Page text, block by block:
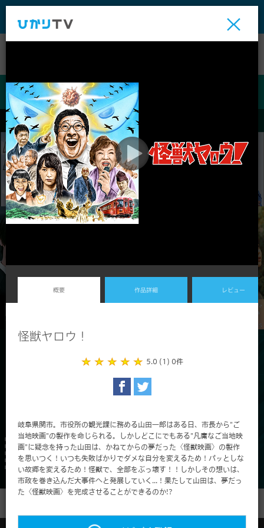
ビデオ
概要 作品詳細 レビュー
怪獣ヤロウ！
5.0 (1) 0件
岐阜県関市。市役所の観光課に務める山田一郎はある日、市長から"ご
当地映画"の製作を命じられる。しかしどこにでもある"凡庸なご当地映
画"に疑念を持った山田は、かねてからの夢だった〈怪獣映画〉の製作
を思いつく！いつも失敗ばかりでダメな自分を変えるため！パッとしな
い故郷を変えるため！怪獣で、全部をぶっ壊す！！しかしその想いは、
市政を巻き込んだ大事件へと発展していく...！果たして山田は、夢だっ
た〈怪獣映画〉を完成させることができるのか!?